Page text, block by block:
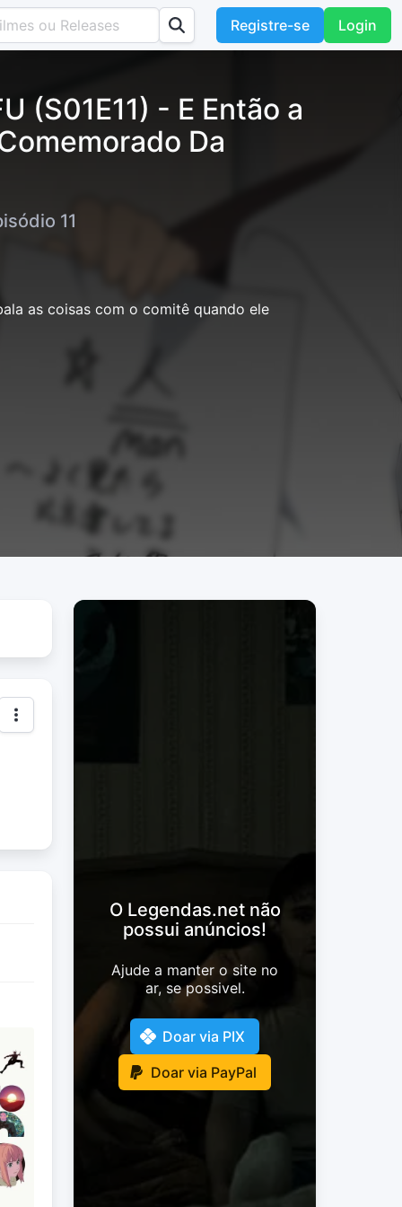
Registre-se Login
(S01E11) - E Então a
Da
11
as coisas com o comitê quando ele
O Legendas.net não
possui anúncios!
Ajude a manter o site no
ar, se possivel.
Doar via PIX
Doar via PayPal